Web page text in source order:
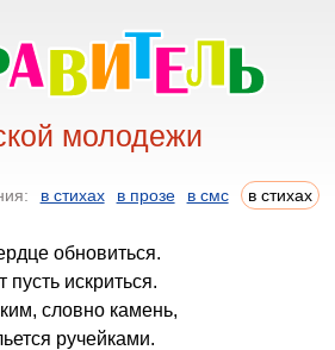
молодежи
в стихах в прозе в смс в стихах
обновиться.
пусть искриться.
словно камень,
ручейками.